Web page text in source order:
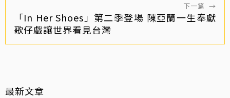
下一篇 →
「In Her Shoes」第二季登場 陳亞蘭一生奉獻
歌仔戲讓世界看見台灣
最新文章